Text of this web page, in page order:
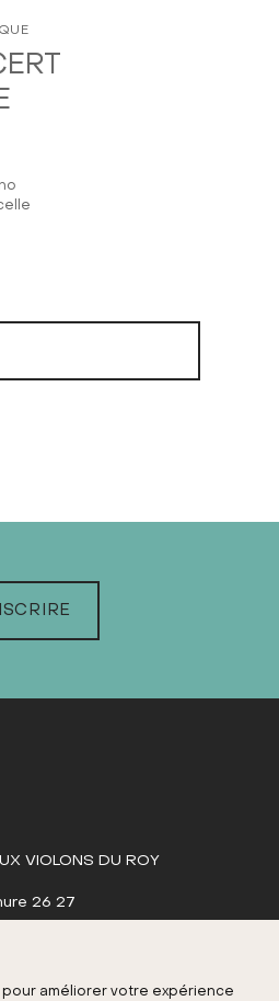
améliorer votre expérience
VIOLONS DU ROY
26 27